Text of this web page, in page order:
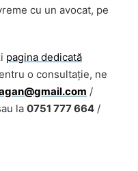
cu un avocat, pe
pagina dedicată
o consultație, ne
/
la 0751 777 664 /